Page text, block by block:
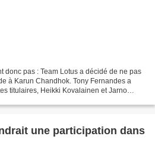
donc pas : Team Lotus a décidé de ne pas
à Karun Chandhok. Tony Fernandes a
titulaires, Heikki Kovalainen et Jarno
une participation dans